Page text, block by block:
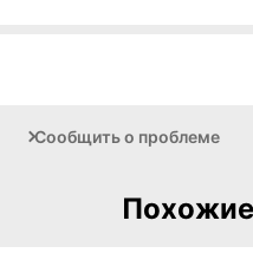
Сообщить о проблеме